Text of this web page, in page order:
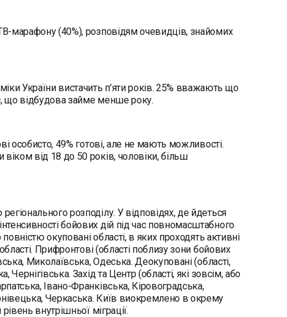
марафону (40%), розповідям очевидців, знайомих
України вистачить п’яти років. 25% вважають що
що відбудова займе менше року.
особисто, 49% готові, але не мають можливості.
від 18 до 50 років, чоловіки, більш
розподілу. У відповідях, де йдеться
бойових дій під час повномасштабного
окуповані області, в яких проходять активні
Прифронтові (області поблизу зони бойових
Миколаївська, Одеська. Деокуповані (області,
Захід та Центр (області, які зовсім, або
Івано-Франківська, Кіровоградська,
Черкаська. Київ виокремлено в окрему
внутрішньої міграції.